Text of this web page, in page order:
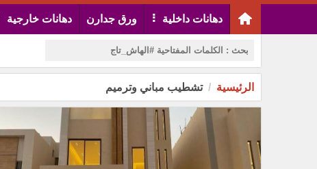
دهانات داخلية ورق جدارن دهانات خارجية
الرئيسية تشطيب مباني وترميم